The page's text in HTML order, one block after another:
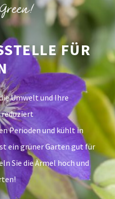
FÜR
Umwelt und Ihre
reduziert
Perioden und kühlt in
ein grüner Garten gut für
Sie die Ärmel hoch und